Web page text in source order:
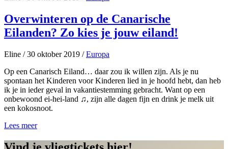
Overwinteren op de Canarische
Eilanden? Zo kies je jouw eiland!
Eline /30 oktober 2019 / Europa
Op een Canarisch Eiland… daar zou ik willen zijn. Als je nu
spontaan het Kinderen voor Kinderen lied in je hoofd hebt, dan heb
ik je in ieder geval in vakantiestemming gebracht. Want op een
onbewoond ei-hei-land ♫, zijn alle dagen fijn en drink je melk uit
een kokosnoot.
Lees meer